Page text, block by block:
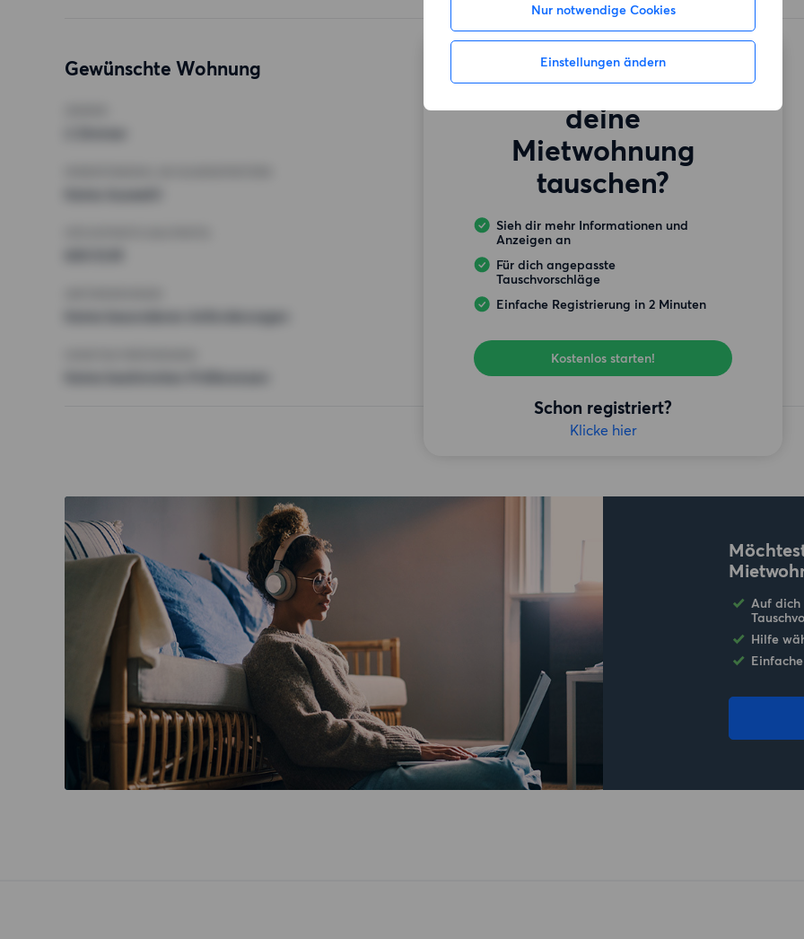
Nur notwendige Cookies
Einstellungen ändern
Gewünschte Wohnung
Möchtest du auch
deine
Mietwohnung
tauschen?
Sieh dir mehr Informationen und
Anzeigen an
Für dich angepasste
Tauschvorschläge
Einfache Registrierung in 2 Minuten
Kostenlos starten!
Schon registriert?
Klicke hier
Auf dich
Hilfe